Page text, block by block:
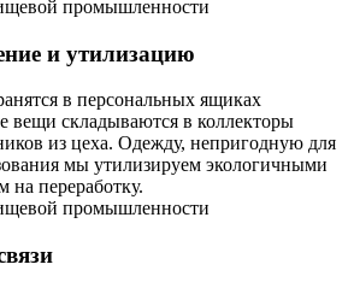
и утилизацию
в персональных ящиках
вещи складываются в коллекторы
из цеха. Одежду, непригодную для
мы утилизируем экологичными
на переработку.